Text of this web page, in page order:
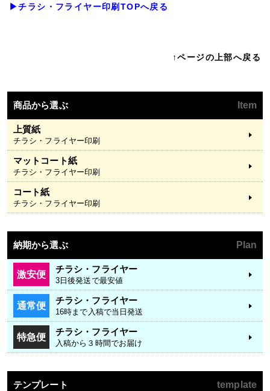
▶チラシ・フライヤー印刷TOPへ戻る
↑ページの上部へ戻る
商品から選ぶ Item
上質紙
チラシ・フライヤー印刷
マットコート紙
チラシ・フライヤー印刷
コート紙
チラシ・フライヤー印刷
納期から選ぶ Plan
激安便 チラシ・フライヤー
3日後発送で最安値
通常便 チラシ・フライヤー
16時まで入稿で当日発送
特急便 チラシ・フライヤー
入稿から３時間でお届け
テンプレート template